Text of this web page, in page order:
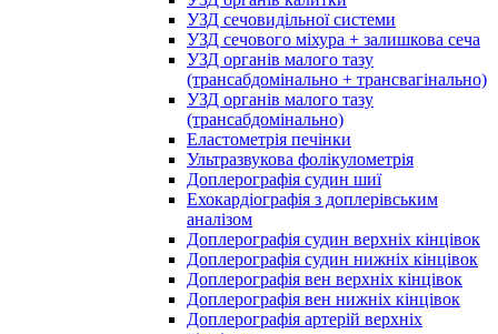
УЗД сечовидільної системи
УЗД сечового міхура + залишкова сеча
УЗД органів малого тазу
(трансабдомінально + трансвагінально)
УЗД органів малого тазу
(трансабдомінально)
Еластометрія печінки
Ультразвукова фолікулометрія
Доплерографія судин шиї
Ехокардіографія з доплерівським
аналізом
Доплерографія судин верхніх кінцівок
Доплерографія судин нижніх кінцівок
Доплерографія вен верхніх кінцівок
Доплерографія вен нижніх кінцівок
Доплерографія артерій верхніх